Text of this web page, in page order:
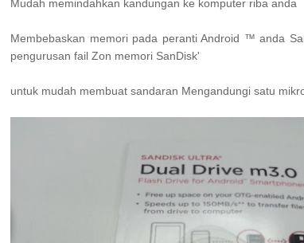
Mudah memindahkan kandungan ke komputer riba anda
Membebaskan memori pada peranti Android ™ anda
pengurusan fail Zon memori SanDisk'
untuk mudah membuat sandaran Mengandungi satu